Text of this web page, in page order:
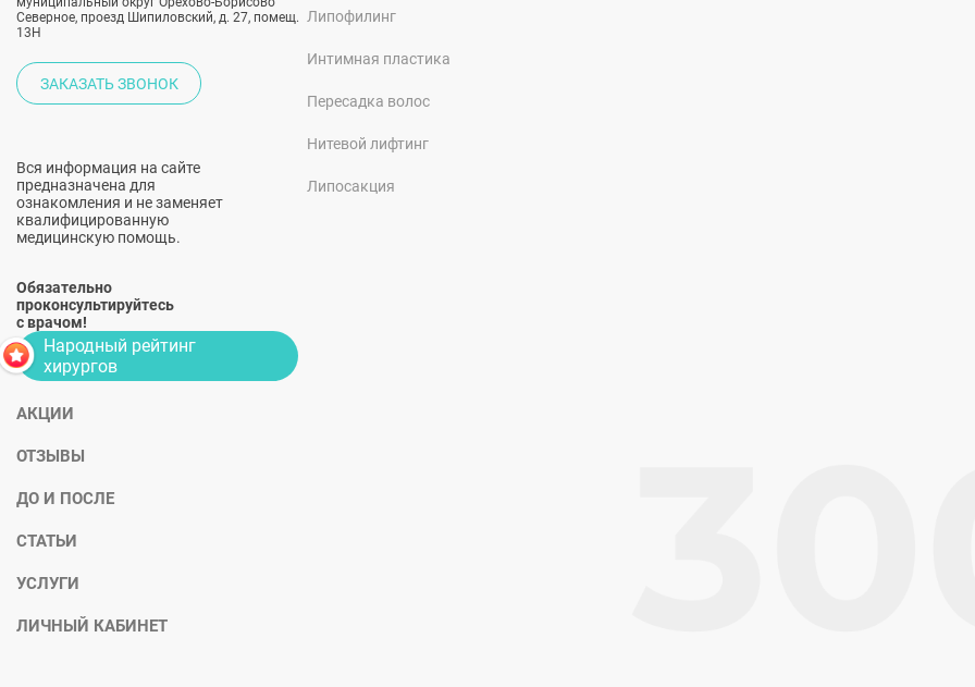
Северное, проезд Шипиловский, д. 27, помещ.
13Н
ЗАКАЗАТЬ ЗВОНОК
Вся информация на сайте
предназначена для
ознакомления и не заменяет
квалифицированную
медицинскую помощь.
Обязательно
проконсультируйтесь
с врачом!
Липофилинг
Интимная пластика
Пересадка волос
Нитевой лифтинг
Липосакция
Народный рейтинг
хирургов
АКЦИИ
ОТЗЫВЫ
ДО И ПОСЛЕ
СТАТЬИ
УСЛУГИ
ЛИЧНЫЙ КАБИНЕТ